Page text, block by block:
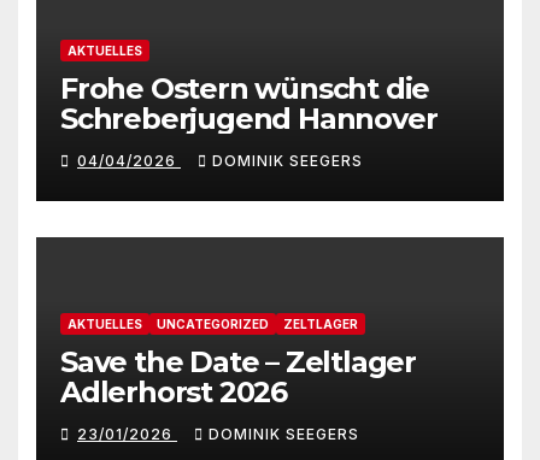
AKTUELLES
Frohe Ostern wünscht die
Schreberjugend Hannover
04/04/2026 DOMINIK SEEGERS
AKTUELLES UNCATEGORIZED ZELTLAGER
Save the Date – Zeltlager
Adlerhorst 2026
23/01/2026 DOMINIK SEEGERS